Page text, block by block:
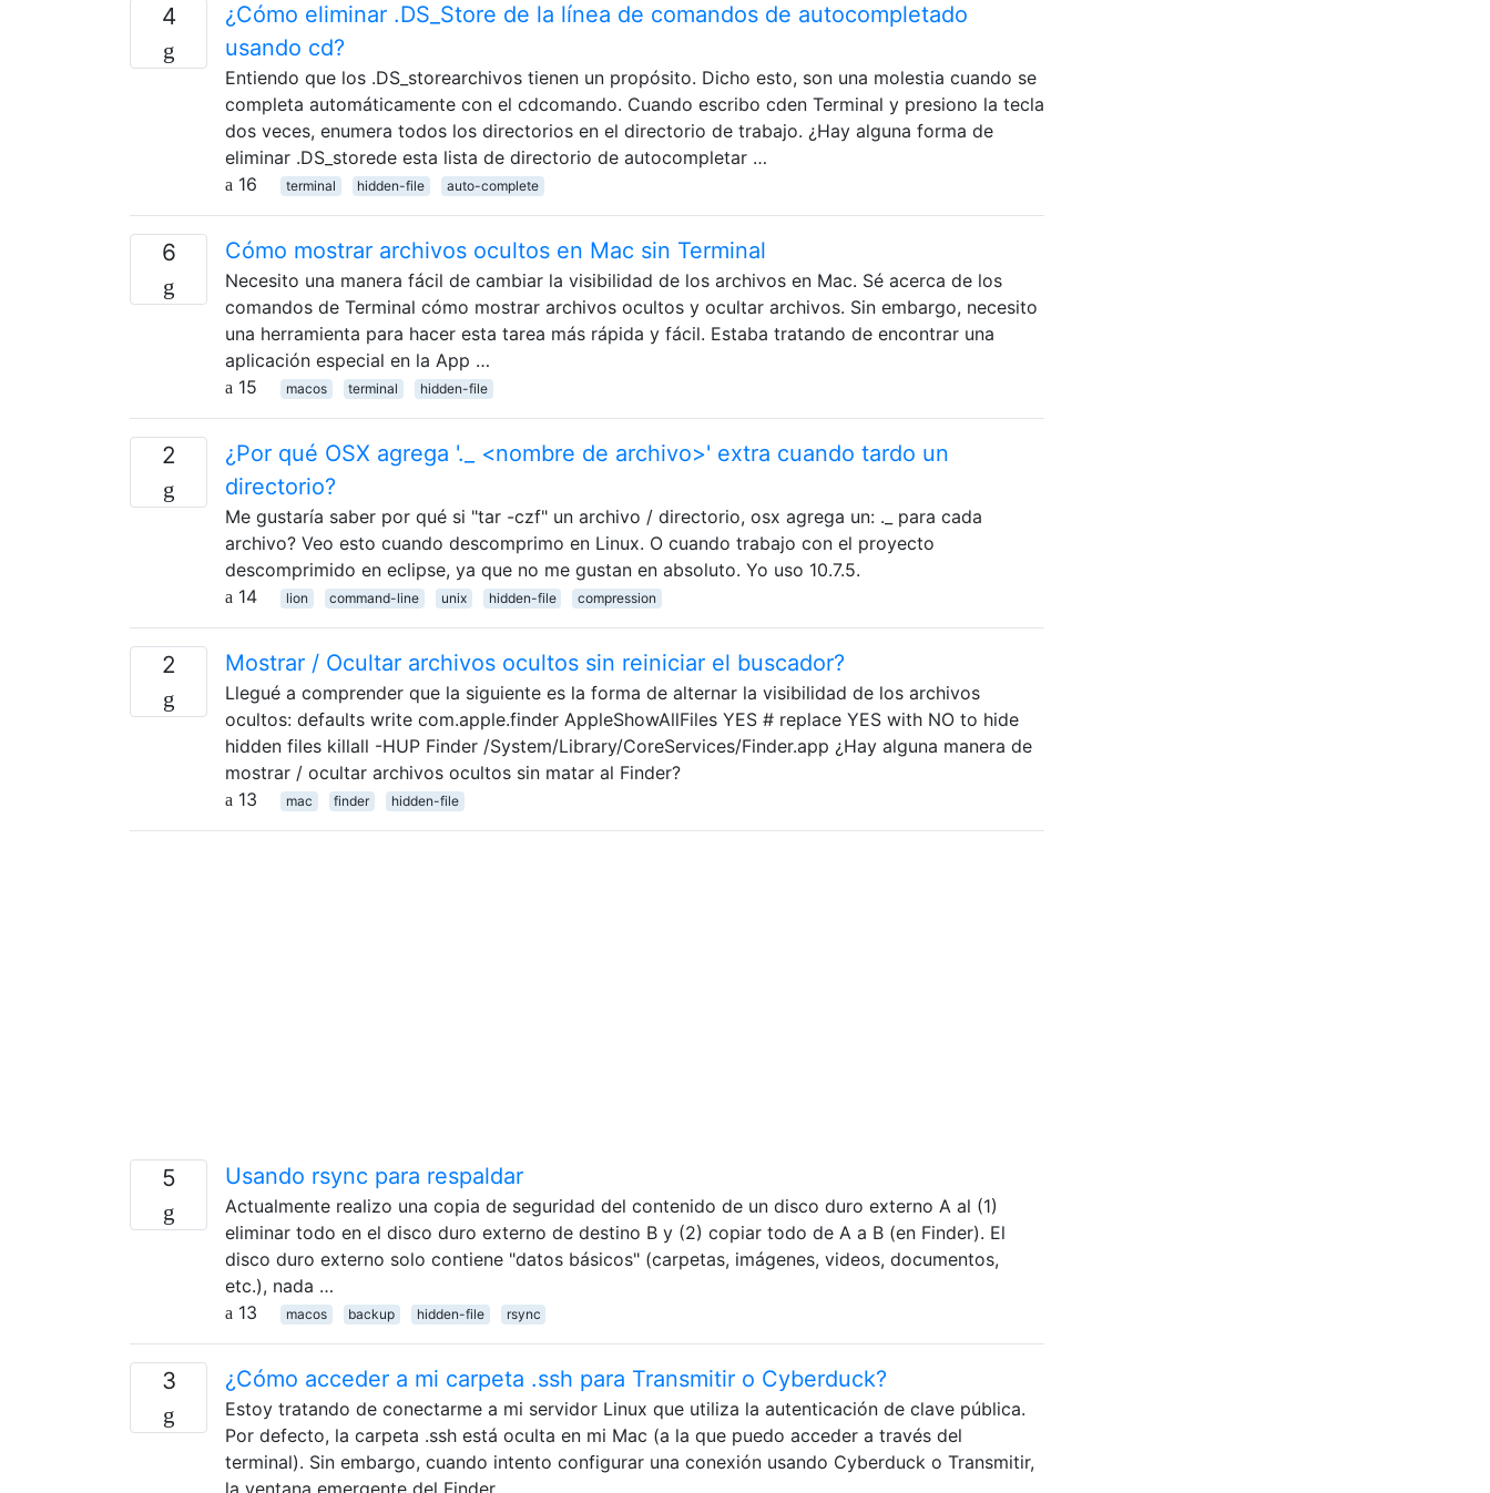
4
¿Cómo eliminar .DS_Store de la línea de comandos de autocompletado
usando cd?
Entiendo que los .DS_storearchivos tienen un propósito. Dicho esto, son una molestia cuando se
completa automáticamente con el cdcomando. Cuando escribo cden Terminal y presiono la tecla
dos veces, enumera todos los directorios en el directorio de trabajo. ¿Hay alguna forma de
eliminar .DS_storede esta lista de directorio de autocompletar …
16
terminal hidden-file auto-complete
6 Cómo mostrar archivos ocultos en Mac sin Terminal
Necesito una manera fácil de cambiar la visibilidad de los archivos en Mac. Sé acerca de los
comandos de Terminal cómo mostrar archivos ocultos y ocultar archivos. Sin embargo, necesito
una herramienta para hacer esta tarea más rápida y fácil. Estaba tratando de encontrar una
aplicación especial en la App …
15
macos terminal hidden-file
2
¿Por qué OSX agrega '._ <nombre de archivo>' extra cuando tardo un
directorio?
Me gustaría saber por qué si "tar -czf" un archivo / directorio, osx agrega un: ._ para cada
archivo? Veo esto cuando descomprimo en Linux. O cuando trabajo con el proyecto
descomprimido en eclipse, ya que no me gustan en absoluto. Yo uso 10.7.5.
14
lion command-line unix hidden-file compression
2 Mostrar / Ocultar archivos ocultos sin reiniciar el buscador?
Llegué a comprender que la siguiente es la forma de alternar la visibilidad de los archivos
ocultos: defaults write com.apple.finder AppleShowAllFiles YES # replace YES with NO to hide
hidden files killall -HUP Finder /System/Library/CoreServices/Finder.app ¿Hay alguna manera de
mostrar / ocultar archivos ocultos sin matar al Finder?
13
mac finder hidden-file
5 Usando rsync para respaldar
Actualmente realizo una copia de seguridad del contenido de un disco duro externo A al (1)
eliminar todo en el disco duro externo de destino B y (2) copiar todo de A a B (en Finder). El
disco duro externo solo contiene "datos básicos" (carpetas, imágenes, videos, documentos,
etc.), nada …
13
macos backup hidden-file rsync
3 ¿Cómo acceder a mi carpeta .ssh para Transmitir o Cyberduck?
Estoy tratando de conectarme a mi servidor Linux que utiliza la autenticación de clave pública.
Por defecto, la carpeta .ssh está oculta en mi Mac (a la que puedo acceder a través del
terminal). Sin embargo, cuando intento configurar una conexión usando Cyberduck o Transmitir,
la ventana emergente del Finder …